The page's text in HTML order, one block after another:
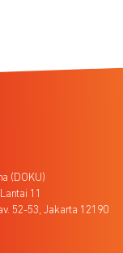
(DOKU)
11
52-53, Jakarta 12190